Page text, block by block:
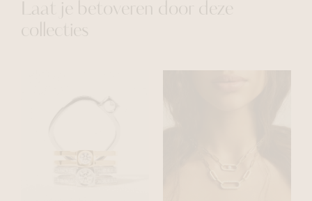
Laat je betoveren door deze
collecties